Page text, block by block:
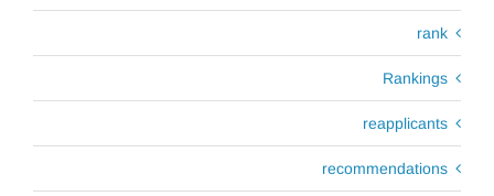
rank
Rankings
reapplicants
recommendations